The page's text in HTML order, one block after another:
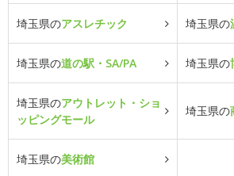
埼玉県のアスレチック 埼玉県の
埼玉県の道の駅・SA/PA 埼玉県の
埼玉県のアウトレット・ショ
ッピングモール
埼玉県の
埼玉県の美術館